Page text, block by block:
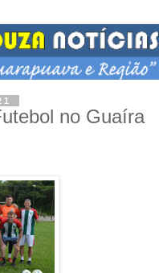
no Guaíra